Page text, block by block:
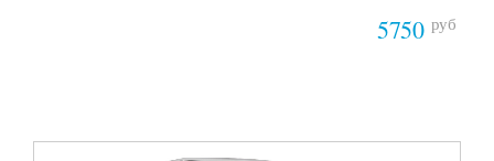
5750 руб